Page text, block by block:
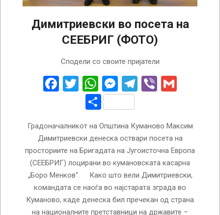
Димитриевски во посета на
СЕЕБРИГ (ФОТО)
Сподели со своите пријатели
Facebook
Twitter
WhatsApp
Messenger
Telegram
Viber
Share
Градоначалникот на Општина Куманово Максим
Димитриевски денеска оствари посета на
просториите на Бригадата на Југоисточна Европа
(СЕЕБРИГ) лоцирани во кумановската касарна
„Боро Менков“. Како што вели Димитриевски,
командата се наоѓа во најстарата зграда во
Куманово, каде денеска бил пречекан од страна
на националните претставници на државите –